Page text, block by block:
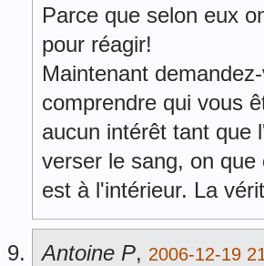
Parce que selon eux
pour réagir!
Maintenant
comprendre qui vous
aucun intérêt tant que
verser le sang, on
est à l'intérieur. La
Antoine P, 2006-12-19